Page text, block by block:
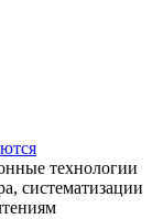
технологии
систематизации